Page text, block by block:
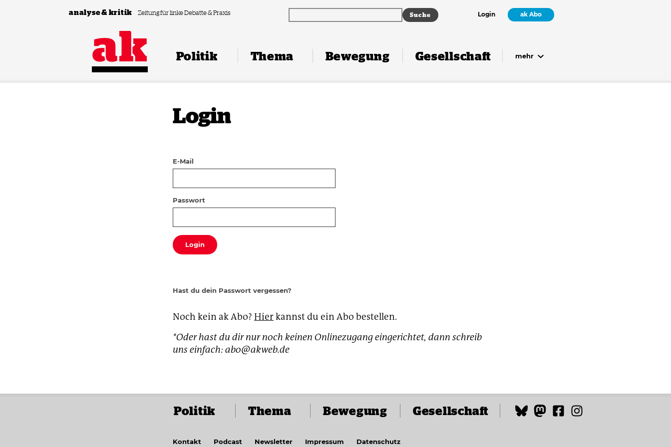
Zum Inhalt springen
analyse & kritik Zeitung für linke Debatte & Praxis Login ak Abo
Politik Thema Bewegung Gesellschaft mehr
Login
E-Mail
Passwort
Login
Hast du dein Passwort vergessen?
Noch kein ak Abo? Hierkannst du ein Abo bestellen.
*Oder hast du dir nur noch keinen Onlinezugang eingerichtet, dann schreib
uns einfach: abo@akweb.de
Politik Thema Bewegung Gesellschaft
Kontakt Podcast Newsletter Impressum Datenschutz